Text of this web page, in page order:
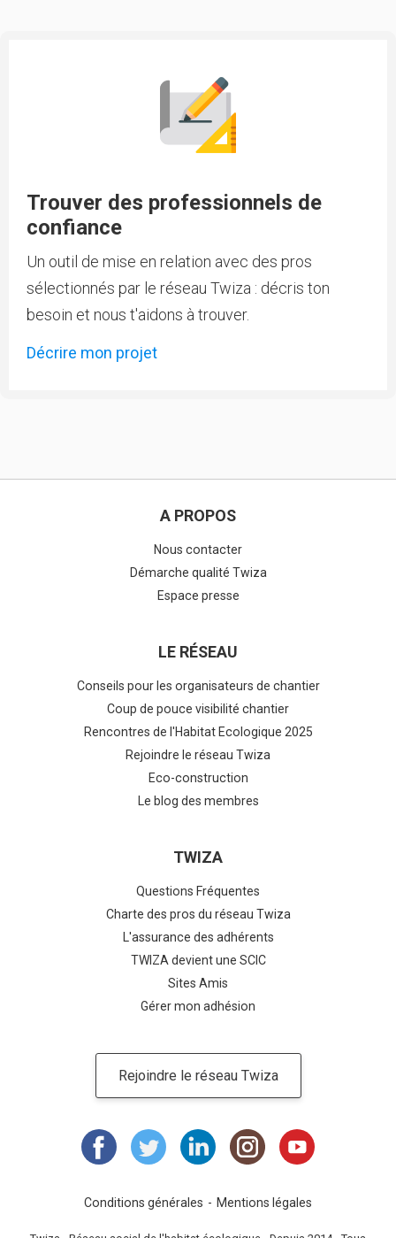
Trouver des professionnels de
confiance
Un outil de mise en relation avec des pros
sélectionnés par le réseau Twiza : décris ton
besoin et nous t'aidons à trouver.
Décrire mon projet
A PROPOS
Nous contacter
Démarche qualité Twiza
Espace presse
LE RÉSEAU
Conseils pour les organisateurs de chantier
Coup de pouce visibilité chantier
Rencontres de l'Habitat Ecologique 2025
Rejoindre le réseau Twiza
Eco-construction
Le blog des membres
TWIZA
Questions Fréquentes
Charte des pros du réseau Twiza
L'assurance des adhérents
TWIZA devient une SCIC
Sites Amis
Gérer mon adhésion
Rejoindre le réseau Twiza
Conditions générales Mentions légales